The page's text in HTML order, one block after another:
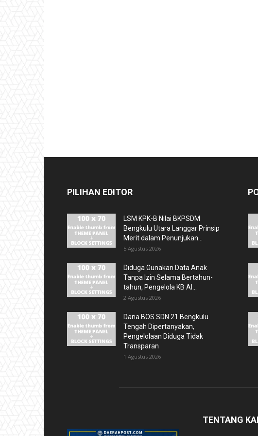
PILIHAN EDITOR
LSM KPK-B Nilai BKPSDM
Bengkulu Utara Langgar Prinsip
Merit dalam Penunjukan...
5 Agustus 2026
Diduga Gunakan Data Anak
Tanpa Izin Selama Bertahun-
tahun, Pengelola KB Al...
2 Agustus 2026
Dana BOS SDN 21 Bengkulu
Tengah Dipertanyakan,
Pengelolaan Diduga Tidak
Transparan
1 Agustus 2026
TENTANG